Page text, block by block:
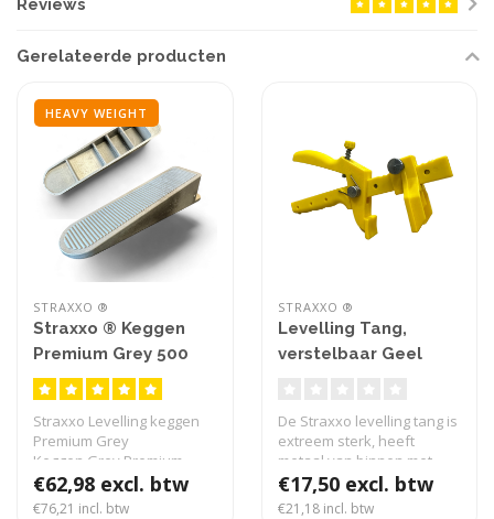
Reviews
Gerelateerde producten
HEAVY WEIGHT
STRAXXO ®
Straxxo ® Keggen
Premium Grey 500
stuks
Straxxo Levelling keggen
Premium Grey
Keggen Grey Premium
voor tegeldikte 6 t/..
€62,98 excl. btw
€76,21 incl. btw
STRAXXO ®
Levelling Tang,
verstelbaar Geel
De Straxxo levelling tang is
extreem sterk, heeft
metaal van binnen met
kunststo..
€17,50 excl. btw
€21,18 incl. btw